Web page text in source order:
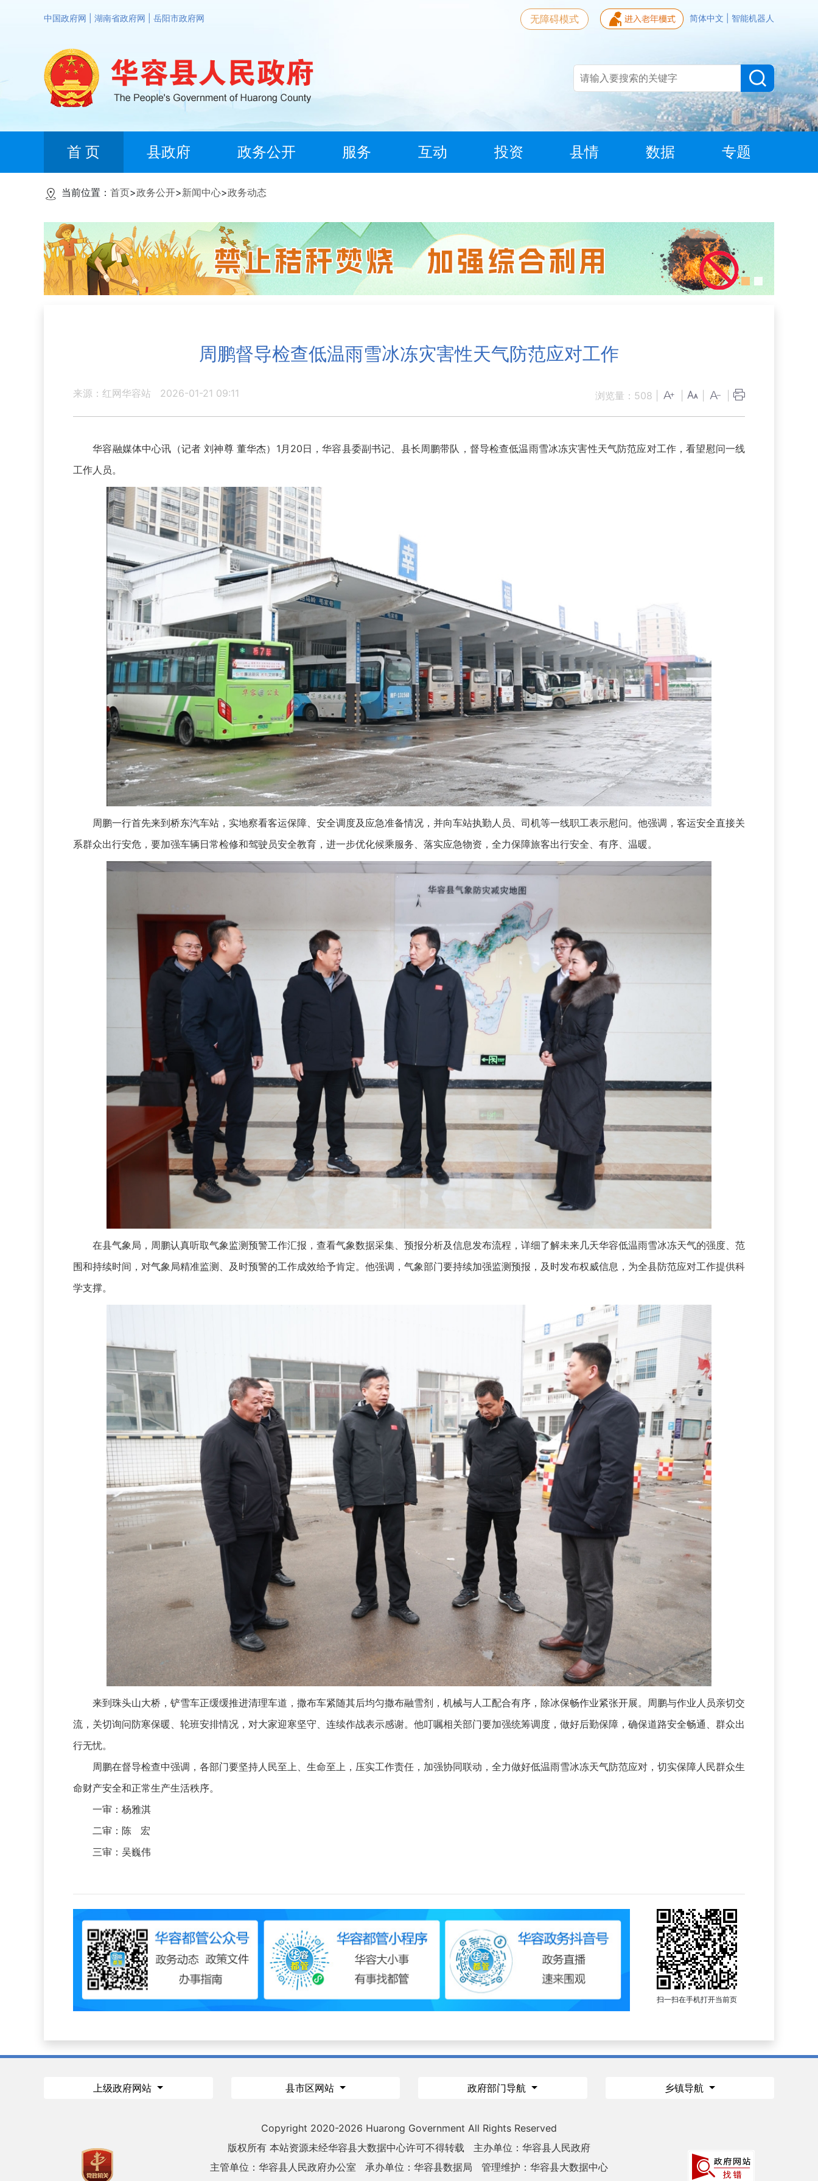
中国政府网 湖南省政府网 岳阳市政府网 简体中文 智能机器人
无障碍模式
首 页 县政府 政务公开 服务 互动 投资 县情 数据 专题
当前位置： 首页>政务公开>新闻中心>政务动态
周鹏督导检查低温雨雪冰冻灾害性天气防范应对工作
来源：红网华容站 2026-01-21 09:11 浏览量： 508
华容融媒体中心讯（记者 刘神尊 董华杰）1月20日，华容县委副书记、县长周鹏带队，督导检查低温雨雪冰冻灾害性天气防范应对工作，看望慰问一线
工作人员。
周鹏一行首先来到桥东汽车站，实地察看客运保障、安全调度及应急准备情况，并向车站执勤人员、司机等一线职工表示慰问。他强调，客运安全直接关
系群众出行安危，要加强车辆日常检修和驾驶员安全教育，进一步优化候乘服务、落实应急物资，全力保障旅客出行安全、有序、温暖。
在县气象局，周鹏认真听取气象监测预警工作汇报，查看气象数据采集、预报分析及信息发布流程，详细了解未来几天华容低温雨雪冰冻天气的强度、范
围和持续时间，对气象局精准监测、及时预警的工作成效给予肯定。他强调，气象部门要持续加强监测预报，及时发布权威信息，为全县防范应对工作提供科
学支撑。
来到珠头山大桥，铲雪车正缓缓推进清理车道，撒布车紧随其后均匀撒布融雪剂，机械与人工配合有序，除冰保畅作业紧张开展。周鹏与作业人员亲切交
流，关切询问防寒保暖、轮班安排情况，对大家迎寒坚守、连续作战表示感谢。他叮嘱相关部门要加强统筹调度，做好后勤保障，确保道路安全畅通、群众出
行无忧。
周鹏在督导检查中强调，各部门要坚持人民至上、生命至上，压实工作责任，加强协同联动，全力做好低温雨雪冰冻天气防范应对，切实保障人民群众生
命财产安全和正常生产生活秩序。
一审：杨雅淇
二审：陈 宏
三审：吴巍伟
扫一扫在手机打开当前页
上级政府网站 县市区网站 政府部门导航 乡镇导航
Copyright 2020-2026 Huarong Government All Rights Reserved
版权所有 本站资源未经华容县大数据中心许可不得转载
主办单位：华容县人民政府
主管单位：华容县人民政府办公室
承办单位：华容县数据局
管理维护：华容县大数据中心